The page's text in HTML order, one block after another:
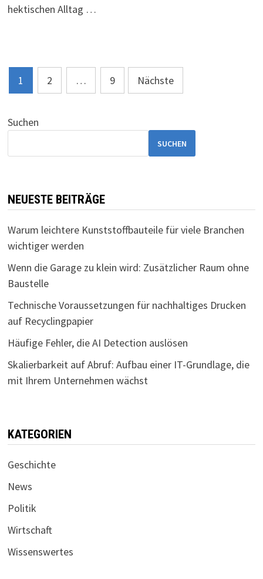
hektischen Alltag …
Seitennummerierung
der
Beiträge
1 2 … 9 Nächste
Suchen
SUCHEN
NEUESTE BEITRÄGE
Warum leichtere Kunststoffbauteile für viele Branchen
wichtiger werden
Wenn die Garage zu klein wird: Zusätzlicher Raum ohne
Baustelle
Technische Voraussetzungen für nachhaltiges Drucken
auf Recyclingpapier
Häufige Fehler, die AI Detection auslösen
Skalierbarkeit auf Abruf: Aufbau einer IT-Grundlage, die
mit Ihrem Unternehmen wächst
KATEGORIEN
Geschichte
News
Politik
Wirtschaft
Wissenswertes